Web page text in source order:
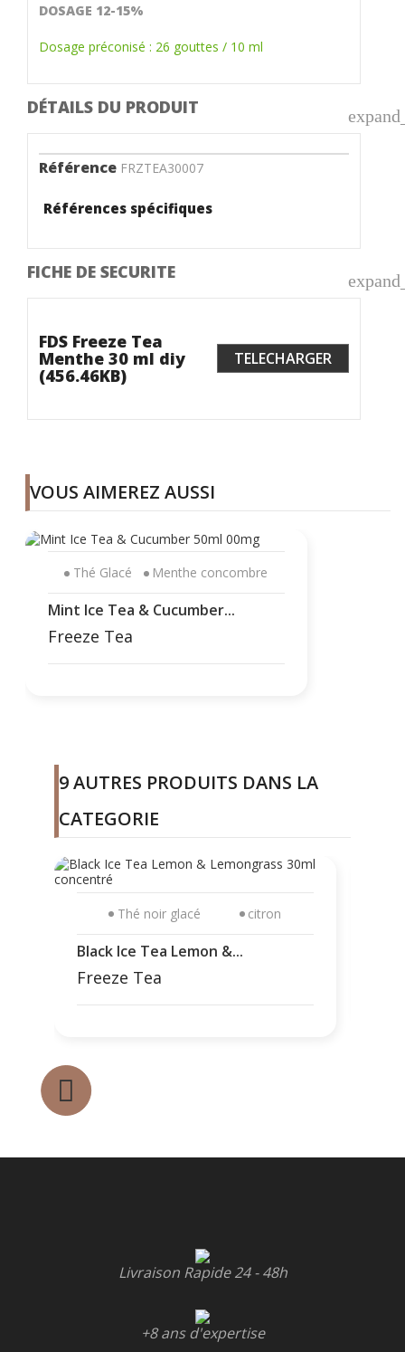
DOSAGE 12-15%
Dosage préconisé : 26 gouttes / 10 ml
DÉTAILS DU PRODUIT
Référence FRZTEA30007
Références spécifiques
FICHE DE SECURITE
FDS Freeze Tea
Menthe 30 ml diy
(456.46KB)
TELECHARGER
VOUS AIMEREZ AUSSI
Thé Glacé Menthe concombre
Mint Ice Tea & Cucumber...
Freeze Tea
9 AUTRES PRODUITS DANS LA
CATEGORIE
Thé noir glacé citron
Black Ice Tea Lemon &...
Freeze Tea
Livraison Rapide 24 - 48h
+8 ans d'expertise